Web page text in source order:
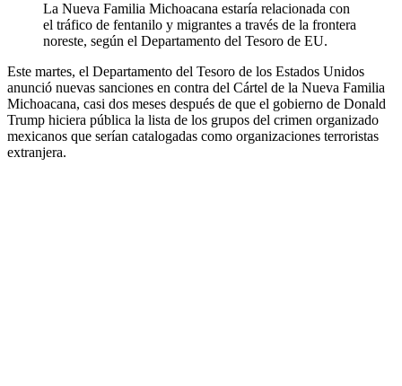
La Nueva Familia Michoacana estaría relacionada con
el tráfico de fentanilo y migrantes a través de la frontera
noreste, según el Departamento del Tesoro de EU.
Este martes, el Departamento del Tesoro de los Estados Unidos
anunció nuevas sanciones en contra del Cártel de la Nueva Familia
Michoacana, casi dos meses después de que el gobierno de Donald
Trump hiciera pública la lista de los grupos del crimen organizado
mexicanos que serían catalogadas como organizaciones terroristas
extranjera.